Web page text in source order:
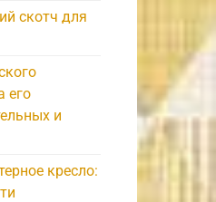
скотч для
его
и
кресло: